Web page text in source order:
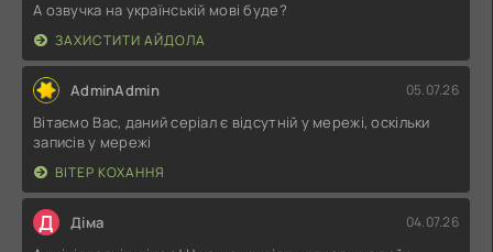
А озвучка на українській мові буде?
ЗАХИСТИТИ АЙДОЛА
AdminAdmin 05.07.26
Вітаємо Вас, даний серіал є відсутній у мережі, оскільки
записів у мережі
ВІТЕР КОХАННЯ
Д Діма 04.07.26